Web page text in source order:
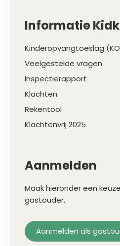
Informatie
Kinderopvangtoeslag
Veelgestelde vragen
Inspectierapport
Klachten
Rekentool
Klachtenvrij 2025
Aanmelden
Maak hieronder een
gastouder.
Aanmelden als